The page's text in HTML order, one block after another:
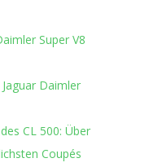
Super V8
Daimler
CL 500: Über
Coupés